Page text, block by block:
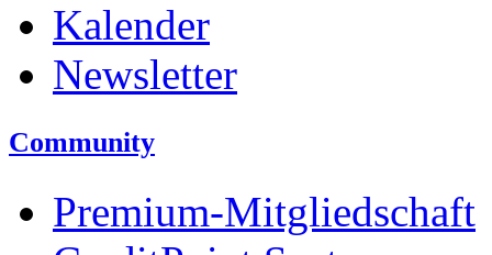
Kalender
Newsletter
Community
Premium-Mitgliedschaft